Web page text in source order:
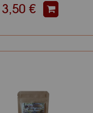
3,50 €